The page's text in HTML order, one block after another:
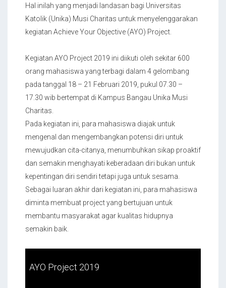
Hal inilah yang menjadi landasan bagi Universitas
Katolik (Unika) Musi Charitas untuk menyelenggarakan
kegiatan Achieve Your Objective (AYO) Project.
Kegiatan AYO Project 2019 ini diikuti oleh sekitar 600
orang mahasiswa yang terbagi dalam 4 gelombang
pada tanggal 18 – 21 Februari 2019, pukul 07.30 –
17.30 wib bertempat di Kampus Bangau Unika Musi
Charitas.
Pada kegiatan ini, para mahasiswa diajak untuk
mengenal dan mengembangkan potensi diri untuk
mewujudkan cita-citanya, menumbuhkan sikap proaktif
dan semakin menghayati keberadaan diri bukan untuk
kepentingan diri sendiri tetapi juga untuk sesama.
Sebagai luaran akhir dari kegiatan ini, para mahasiswa
diminta membuat project yang bertujuan untuk
membantu masyarakat agar kualitas hidupnya
semakin baik.
AYO Project 2019